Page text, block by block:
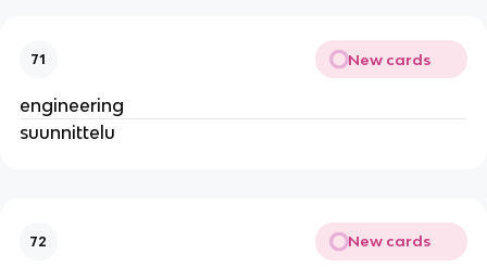
71 New cards
engineering
suunnittelu
72 New cards